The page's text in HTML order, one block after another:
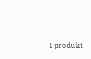
1 produkt